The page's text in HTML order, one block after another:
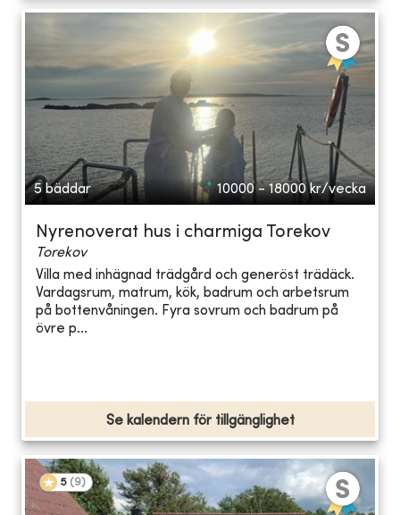
5 bäddar 10000 - 18000 kr/vecka
Nyrenoverat hus i charmiga Torekov
Torekov
Villa med inhägnad trädgård och generöst trädäck.
Vardagsrum, matrum, kök, badrum och arbetsrum
på bottenvåningen. Fyra sovrum och badrum på
övre p...
Se kalendern för tillgänglighet
5 (9)